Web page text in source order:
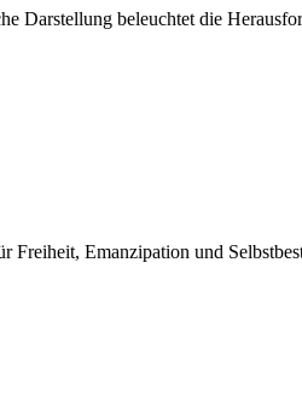
Darstellung beleuchtet die
Emanzipation und